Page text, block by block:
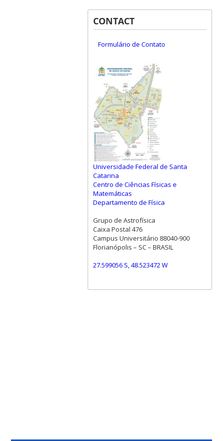
CONTACT
Formulário de Contato
Universidade Federal de Santa
Catarina
Centro de Ciências Físicas e
Matemáticas
Departamento de Física
Grupo de Astrofísica
Caixa Postal 476
Campus Universitário 88040-900
Florianópolis – SC – BRASIL
27.599056 S, 48.523472 W